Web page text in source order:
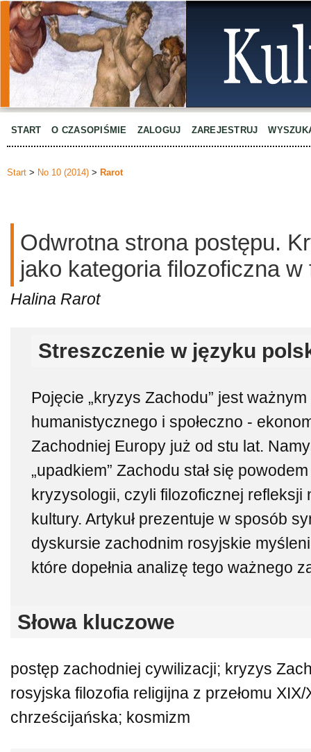
START O CZASOPIŚMIE ZALOGUJ ZAREJESTRUJ
Start > No 10 (2014) > Rarot
Odwrotna strona postępu.
jako kategoria filozoficzna
Halina Rarot
Streszczenie w języku
Pojęcie „kryzys Zachodu” jest
humanistycznego i społeczno -
Zachodniej Europy już od stu lat.
„upadkiem” Zachodu stał się
kryzysologii, czyli filozoficznej refleksji
kultury. Artykuł prezentuje w sposób
dyskursie zachodnim rosyjskie
które dopełnia analizę tego ważnego
Słowa kluczowe
postęp zachodniej cywilizacji; kryzys
rosyjska filozofia religijna z przełomu
chrześcijańska; kosmizm